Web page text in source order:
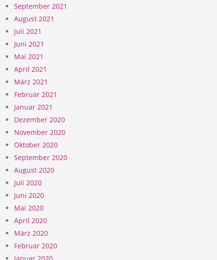
September 2021
August 2021
Juli 2021
Juni 2021
Mai 2021
April 2021
März 2021
Februar 2021
Januar 2021
Dezember 2020
November 2020
Oktober 2020
September 2020
August 2020
Juli 2020
Juni 2020
Mai 2020
April 2020
März 2020
Februar 2020